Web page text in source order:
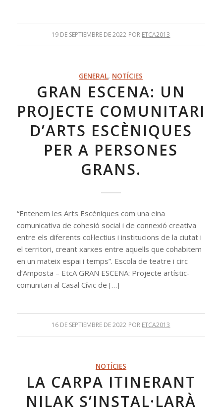
19 DE SEPTIEMBRE DE 2022 POR ETCA2013
GENERAL, NOTÍCIES
GRAN ESCENA: UN
PROJECTE COMUNITARI
D’ARTS ESCÈNIQUES
PER A PERSONES
GRANS.
“Entenem les Arts Escèniques com una eina
comunicativa de cohesió social i de connexió creativa
entre els diferents col·lectius i institucions de la ciutat i
el territori, creant xarxes entre aquells que cohabitem
en un mateix espai i temps”. Escola de teatre i circ
d’Amposta – EtcA GRAN ESCENA: Projecte artístic-
comunitari al Casal Cívic de […]
16 DE SEPTIEMBRE DE 2022 POR ETCA2013
NOTÍCIES
LA CARPA ITINERANT
NILAK S’INSTAL·LARÀ